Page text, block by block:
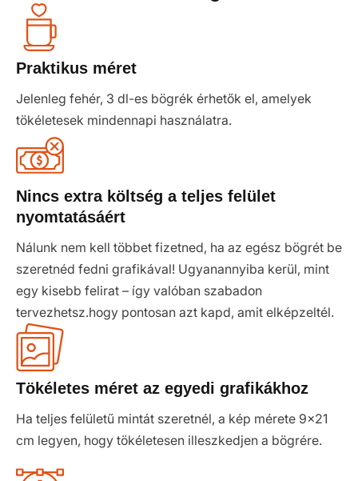
Praktikus méret
Jelenleg fehér, 3 dl-es bögrék érhetők el, amelyek
tökéletesek mindennapi használatra.
Nincs extra költség a teljes felület
nyomtatásáért
Nálunk nem kell többet fizetned, ha az egész bögrét be
szeretnéd fedni grafikával! Ugyanannyiba kerül, mint
egy kisebb felirat – így valóban szabadon
tervezhetsz.hogy pontosan azt kapd, amit elképzeltél.
Tökéletes méret az egyedi grafikákhoz
Ha teljes felületű mintát szeretnél, a kép mérete 9x21
cm legyen, hogy tökéletesen illeszkedjen a bögrére.